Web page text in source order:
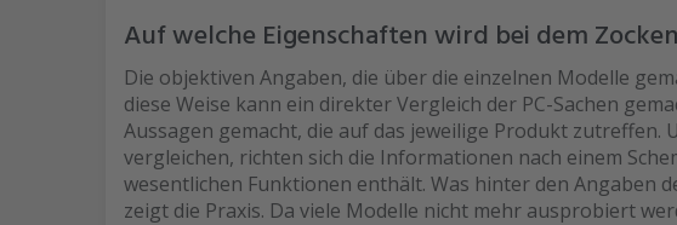
Auf welche Eigenschaften wird bei dem
Die objektiven Angaben, die über die einzelnen Modelle
diese Weise kann ein direkter Vergleich der PC-Sachen
Aussagen gemacht, die auf das jeweilige Produkt zutreffen.
vergleichen, richten sich die Informationen nach einem
wesentlichen Funktionen enthält. Was hinter den Angaben
zeigt die Praxis. Da viele Modelle nicht mehr ausprobiert